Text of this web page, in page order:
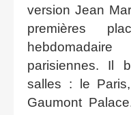
version Jean
premières
parisiennes. Il
salles : le
Gaumont